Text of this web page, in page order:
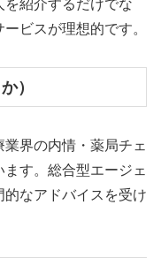
を紹介するだけでな
ビスが理想的です。
）
界の内情・薬局チェ
す。総合型エージェ
なアドバイスを受け